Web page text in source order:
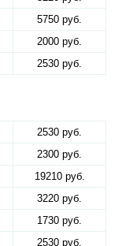
5750 руб.
2000 руб.
2530 руб.
2530 руб.
2300 руб.
19210 руб.
3220 руб.
1730 руб.
2530 руб.